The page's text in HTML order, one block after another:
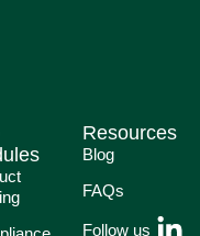
Resources
Blog
FAQs
Follow us